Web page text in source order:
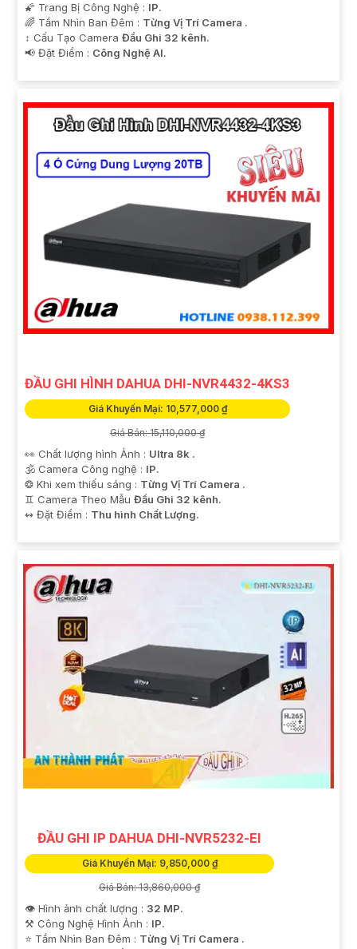
🌠 Trang Bị Công Nghệ : IP.
🌈 Tầm Nhìn Ban Đêm : Từng Vị Trí Camera .
↕️ Cấu Tạo Camera Đầu Ghi 32 kênh.
️📢 Đặt Điểm : Công Nghệ AI.
ĐẦU GHI HÌNH DAHUA DHI-NVR4432-4KS3
Giá Khuyến Mại: 10,577,000 ₫
Giá Bán: 15,110,000 ₫
👀 Chất lượng hình Ảnh : Ultra 8k .
🕉️ Camera Công nghệ : IP.
❂ Khi xem thiếu sáng : Từng Vị Trí Camera .
♊ Camera Theo Mẫu Đầu Ghi 32 kênh.
️↭ Đặt Điểm : Thu hình Chất Lượng.
ĐẦU GHI IP DAHUA DHI-NVR5232-EI
Giá Khuyến Mại: 9,850,000 ₫
Giá Bán: 13,860,000 ₫
👁 Hình ảnh chất lượng : 32 MP.
⚒ Công Nghệ Hình Ảnh : IP.
⭐ Tầm Nhìn Ban Đêm : Từng Vị Trí Camera .